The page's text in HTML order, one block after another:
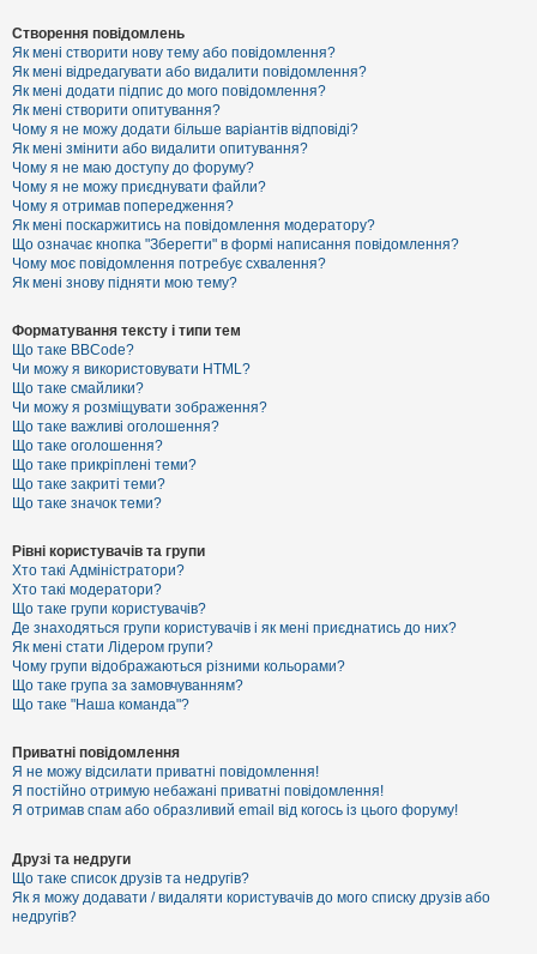
е
й
А
к
т
и
в
н
і
т
е
м
и
П
о
ш
у
к
Д
о
п
о
г
а
Створення повідомлень
Як мені створити нову тему або повідомлення?
Як мені відредагувати або видалити повідомлення?
Як мені додати підпис до мого повідомлення?
Як мені створити опитування?
Чому я не можу додати більше варіантів відповіді?
Як мені змінити або видалити опитування?
Чому я не маю доступу до форуму?
Чому я не можу приєднувати файли?
Чому я отримав попередження?
Як мені поскаржитись на повідомлення модератору?
Що означає кнопка "Зберегти" в формі написання повідомлення?
Чому моє повідомлення потребує схвалення?
Як мені знову підняти мою тему?
Форматування тексту і типи тем
Що таке BBCode?
Чи можу я використовувати HTML?
Що таке смайлики?
Чи можу я розміщувати зображення?
Що таке важливі оголошення?
Що таке оголошення?
Що таке прикріплені теми?
Що таке закриті теми?
Що таке значок теми?
Рівні користувачів та групи
Хто такі Адміністратори?
Хто такі модератори?
Що таке групи користувачів?
Де знаходяться групи користувачів і як мені приєднатись до них?
Як мені стати Лідером групи?
Чому групи відображаються різними кольорами?
Що таке група за замовчуванням?
Що таке "Наша команда"?
Приватні повідомлення
Я не можу відсилати приватні повідомлення!
Я постійно отримую небажані приватні повідомлення!
Я отримав спам або образливий email від когось із цього форуму!
Друзі та недруги
Що таке список друзів та недругів?
Як я можу додавати / видаляти користувачів до мого списку друзів або
недругів?